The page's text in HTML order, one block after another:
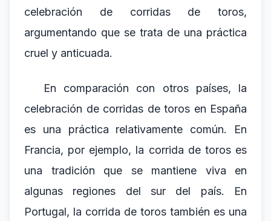
celebración de corridas de toros,
argumentando que se trata de una práctica
cruel y anticuada.
En comparación con otros países, la
celebración de corridas de toros en España
es una práctica relativamente común. En
Francia, por ejemplo, la corrida de toros es
una tradición que se mantiene viva en
algunas regiones del sur del país. En
Portugal, la corrida de toros también es una